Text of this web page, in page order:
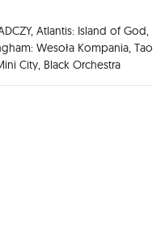
Atlantis: Island of God,
Wesoła Kompania, Tao
City, Black Orchestra